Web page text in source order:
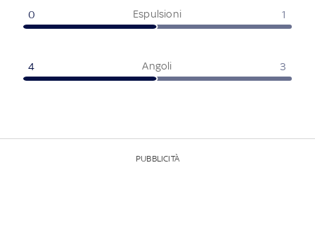
Espulsioni
0 1
Angoli
4 3
PUBBLICITÀ